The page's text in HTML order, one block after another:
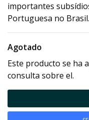
importantes
Portuguesa no Brasil.
Agotado
Este producto se ha
consulta sobre el.